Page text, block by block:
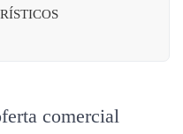
comercial